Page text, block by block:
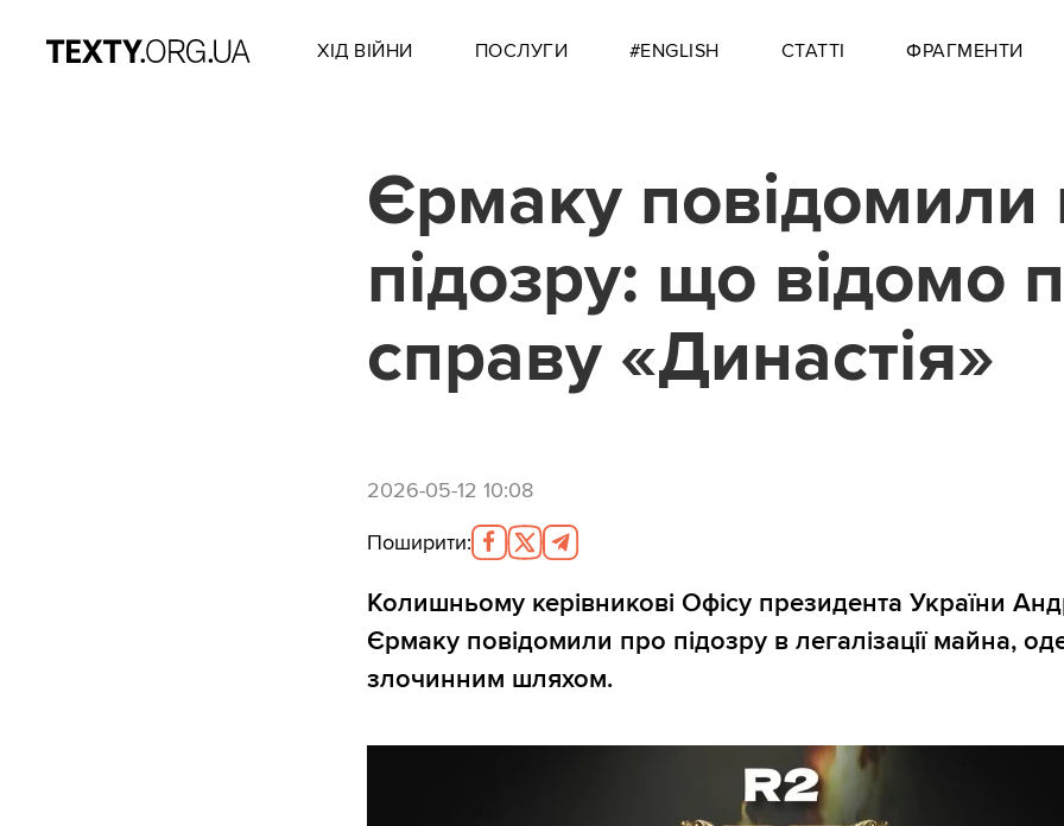
ХІД ВІЙНИ ПОСЛУГИ #ENGLISH СТАТТІ ФРАГМЕНТИ
Єрмаку повідомили
підозру: що відомо
справу «Династія»
2026-05-12 10:08
Поширити:
Колишньому керівникові Офісу президента України
Єрмаку повідомили про підозру в легалізації майна,
злочинним шляхом.